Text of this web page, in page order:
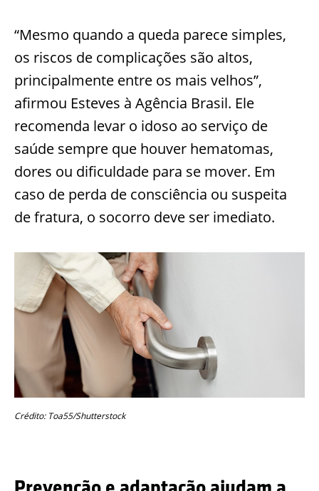
“Mesmo quando a queda parece simples,
os riscos de complicações são altos,
principalmente entre os mais velhos”,
afirmou Esteves à Agência Brasil. Ele
recomenda levar o idoso ao serviço de
saúde sempre que houver hematomas,
dores ou dificuldade para se mover. Em
caso de perda de consciência ou suspeita
de fratura, o socorro deve ser imediato.
Crédito: Toa55/Shutterstock